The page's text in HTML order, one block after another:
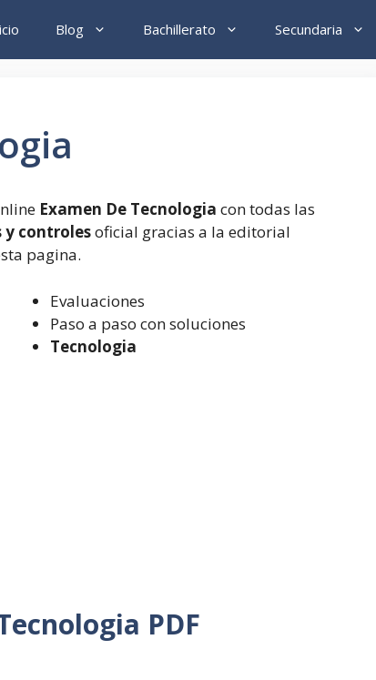
Blog Bachillerato Secundaria
Examen De Tecnologia con todas las
y controlesoficial gracias a la editorial
pagina.
Evaluaciones
Paso a paso con soluciones
Tecnologia
PDF